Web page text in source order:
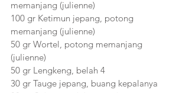
memanjang (julienne)
100 gr Ketimun jepang, potong
memanjang (julienne)
50 gr Wortel, potong memanjang
(julienne)
50 gr Lengkeng, belah 4
30 gr Tauge jepang, buang kepalanya